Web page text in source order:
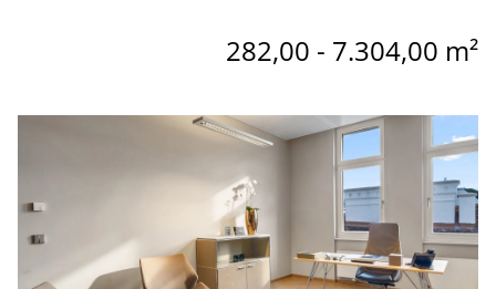
282,00 - 7.304,00 m²
Link zur Seite Kleinbüro - das innovative Bürokonzept